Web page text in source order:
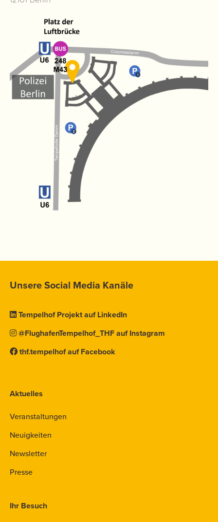
Unsere Social Media Kanäle
Tempelhof Projekt auf LinkedIn
@FlughafenTempelhof_THF auf Instagram
thf.tempelhof auf Facebook
Aktuelles
Veranstaltungen
Neuigkeiten
Newsletter
Presse
Ihr Besuch